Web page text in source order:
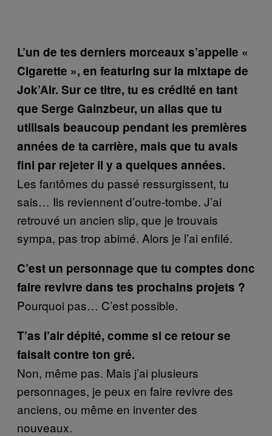
L’un de tes derniers morceaux s’appelle «
Cigarette », en featuring sur la mixtape de
Jok’Air. Sur ce titre, tu es crédité en tant
que Serge Gainzbeur, un alias que tu
utilisais beaucoup pendant les premières
années de ta carrière, mais que tu avais
fini par rejeter il y a quelques années.
Les fantômes du passé ressurgissent, tu
sais… Ils reviennent d’outre-tombe. J’ai
retrouvé un ancien slip, que je trouvais
sympa, pas trop abimé. Alors je l’ai enfilé.
C’est un personnage que tu comptes donc
faire revivre dans tes prochains projets ?
Pourquoi pas… C’est possible.
T’as l’air dépité, comme si ce retour se
faisait contre ton gré.
Non, même pas. Mais j’ai plusieurs
personnages, je peux en faire revivre des
anciens, ou même en inventer des
nouveaux.